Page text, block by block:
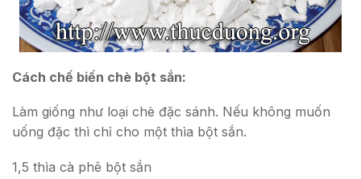
Cách chế biến chè bột sắn:
Làm giống như loại chè đặc sánh. Nếu không muốn
uống đặc thì chỉ cho một thìa bột sắn.
1,5 thìa cà phê bột sắn